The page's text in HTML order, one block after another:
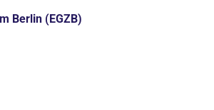
Berlin (EGZB)